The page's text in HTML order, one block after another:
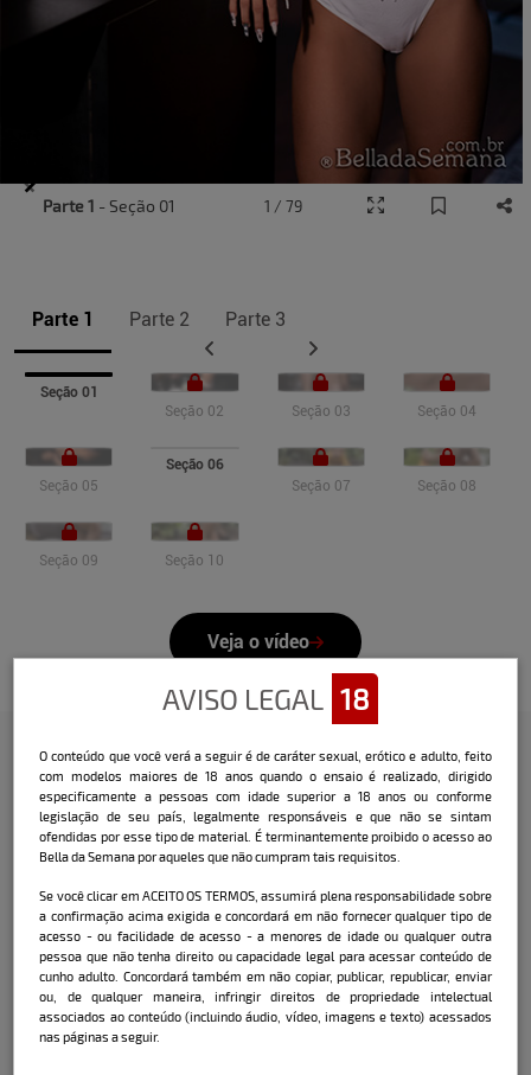
Parte 1 Parte 2 Parte 3
Seção 01
Seção 02
Seção 03 Seção 04
Seção 05
Seção 06
Seção 07
Seção 08
Seção 09 Seção 10
Veja o vídeo
Item Parte 1 - Seção 01 1 / 79
Confira a entrevista que o Bella
fez com a modelo:
Beatriz Souza
Data e local de nascimento:12/12/2001
Cidade onde mora atualmente:
Florianópolis / SC
Signo:Sagitário
AVISO LEGAL 18
O conteúdo que você verá a seguir é de caráter sexual, erótico e adulto, feito
com modelos maiores de 18 anos quando o ensaio é realizado, dirigido
especificamente a pessoas com idade superior a 18 anos ou conforme
legislação de seu país, legalmente responsáveis e que não se sintam
ofendidas por esse tipo de material. É terminantemente proibido o acesso ao
Bella da Semana por aqueles que não cumpram tais requisitos.
Se você clicar em ACEITO OS TERMOS, assumirá plena responsabilidade sobre
a confirmação acima exigida e concordará em não fornecer qualquer tipo de
acesso - ou facilidade de acesso - a menores de idade ou qualquer outra
pessoa que não tenha direito ou capacidade legal para acessar conteúdo de
cunho adulto. Concordará também em não copiar, publicar, republicar, enviar
ou, de qualquer maneira, infringir direitos de propriedade intelectual
associados ao conteúdo (incluindo áudio, vídeo, imagens e texto) acessados
nas páginas a seguir.